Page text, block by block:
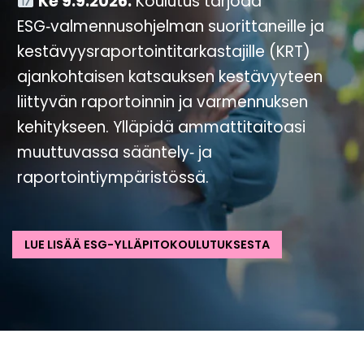
ESG‑valmennusohjelman suorittaneille ja
kestävyysraportointitarkastajille (KRT)
ajankohtaisen katsauksen kestävyyteen
liittyvän raportoinnin ja varmennuksen
kehitykseen. Ylläpidä ammattitaitoasi
muuttuvassa sääntely‑ ja
raportointiympäristössä.
LUE LISÄÄ ESG-YLLÄPITOKOULUTUKSESTA